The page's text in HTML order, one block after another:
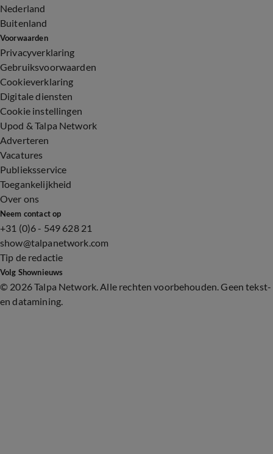
Nederland
Buitenland
Voorwaarden
Privacyverklaring
Gebruiksvoorwaarden
Cookieverklaring
Digitale diensten
Cookie instellingen
Upod & Talpa Network
Adverteren
Vacatures
Publieksservice
Toegankelijkheid
Over ons
Neem contact op
+31 (0)6 - 549 628 21
show@talpanetwork.com
Tip de redactie
Volg Shownieuws
© 2026 Talpa Network. Alle rechten voorbehouden. Geen tekst-
en datamining.